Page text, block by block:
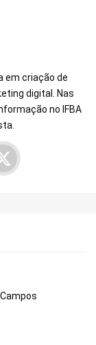
em criação de
digital. Nas
no IFBA
Campos